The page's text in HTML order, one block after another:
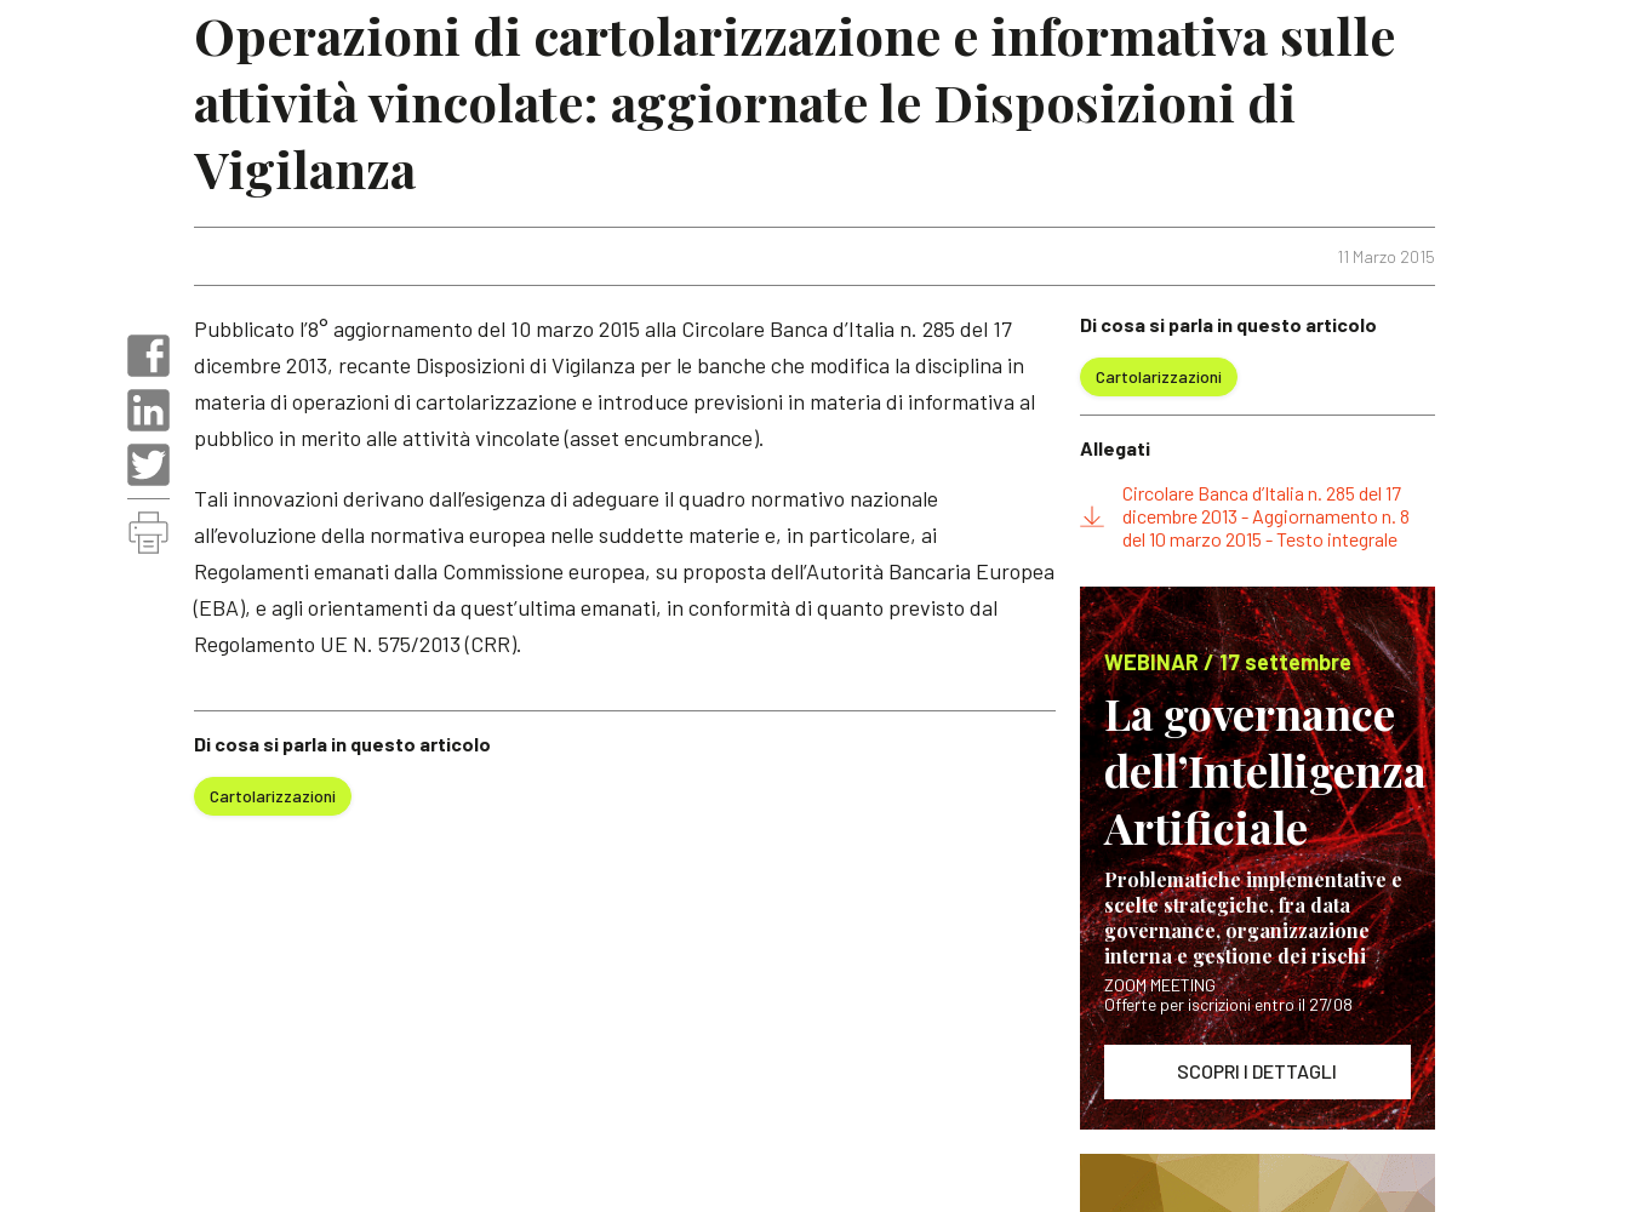
Operazioni di cartolarizzazione e informativa sulle
attività vincolate: aggiornate le Disposizioni di
Vigilanza
11 Marzo 2015
Di cosa si parla in questo articolo
Cartolarizzazioni
Pubblicato l’8° aggiornamento del 10 marzo 2015 alla Circolare Banca d’Italia n. 285 del 17
dicembre 2013, recante Disposizioni di Vigilanza per le banche che modifica la disciplina in
materia di operazioni di cartolarizzazione e introduce previsioni in materia di informativa al
pubblico in merito alle attività vincolate (asset encumbrance).
Tali innovazioni derivano dall’esigenza di adeguare il quadro normativo nazionale
all’evoluzione della normativa europea nelle suddette materie e, in particolare, ai
Regolamenti emanati dalla Commissione europea, su proposta dell’Autorità Bancaria Europea
(EBA), e agli orientamenti da quest’ultima emanati, in conformità di quanto previsto dal
Regolamento UE N. 575/2013 (CRR).
Di cosa si parla in questo articolo
Cartolarizzazioni
Allegati
Circolare Banca d’Italia n. 285 del 17
dicembre 2013 - Aggiornamento n. 8
del 10 marzo 2015 - Testo integrale
WEBINAR / 17 settembre
La governance
dell’Intelligenza
Artificiale
Problematiche implementative e
scelte strategiche, fra data
governance, organizzazione
interna e gestione dei rischi
ZOOM MEETING
Offerte per iscrizioni entro il 27/08
SCOPRI I DETTAGLI